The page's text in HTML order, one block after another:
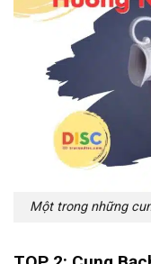
Một trong những